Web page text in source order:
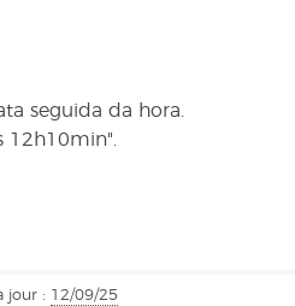
seguida da hora.
12h10min".
jour :
12/09/25